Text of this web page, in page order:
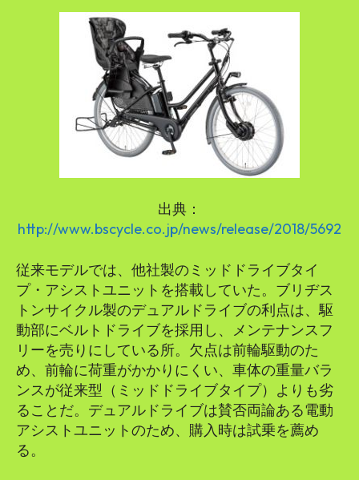
出典：
http://www.bscycle.co.jp/news/release/2018/5692
従来モデルでは、他社製のミッドドライブタイ
プ・アシストユニットを搭載していた。ブリヂス
トンサイクル製のデュアルドライブの利点は、駆
動部にベルトドライブを採用し、メンテナンスフ
リーを売りにしている所。欠点は前輪駆動のた
め、前輪に荷重がかかりにくい、車体の重量バラ
ンスが従来型（ミッドドライブタイプ）よりも劣
ることだ。デュアルドライブは賛否両論ある電動
アシストユニットのため、購入時は試乗を薦め
る。